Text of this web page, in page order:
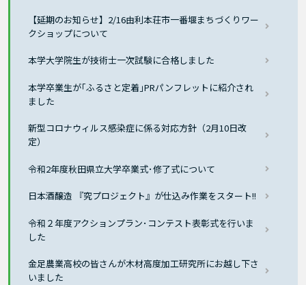
【延期のお知らせ】2/16由利本荘市一番堰まちづくりワー
クショップについて
本学大学院生が技術士一次試験に合格しました
本学卒業生が｢ふるさと定着｣PRパンフレットに紹介され
ました
新型コロナウィルス感染症に係る対応方針（2月10日改
定）
令和2年度秋田県立大学卒業式･修了式について
日本酒醸造 『究プロジェクト』が仕込み作業をスタート!!
令和２年度アクションプラン･コンテスト表彰式を行いま
した
金足農業高校の皆さんが木材高度加工研究所にお越し下さ
いました